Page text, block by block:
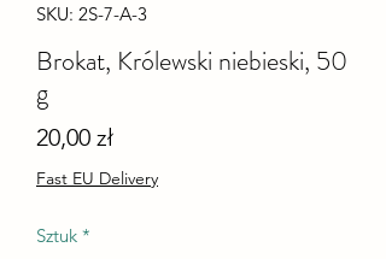
SKU: 2S-7-A-3
Brokat, Królewski niebieski, 50
g
20,00 złCena
Fast EU Delivery
Sztuk *